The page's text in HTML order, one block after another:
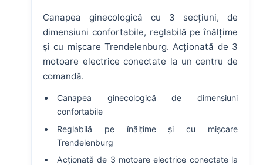
Canapea ginecologică cu 3 secțiuni, de
dimensiuni confortabile, reglabilă pe înălțime
și cu mișcare Trendelenburg. Acționată de 3
motoare electrice conectate la un centru de
comandă.
Canapea ginecologică de dimensiuni
confortabile
Reglabilă pe înălțime și cu mișcare
Trendelenburg
Acționată de 3 motoare electrice conectate la